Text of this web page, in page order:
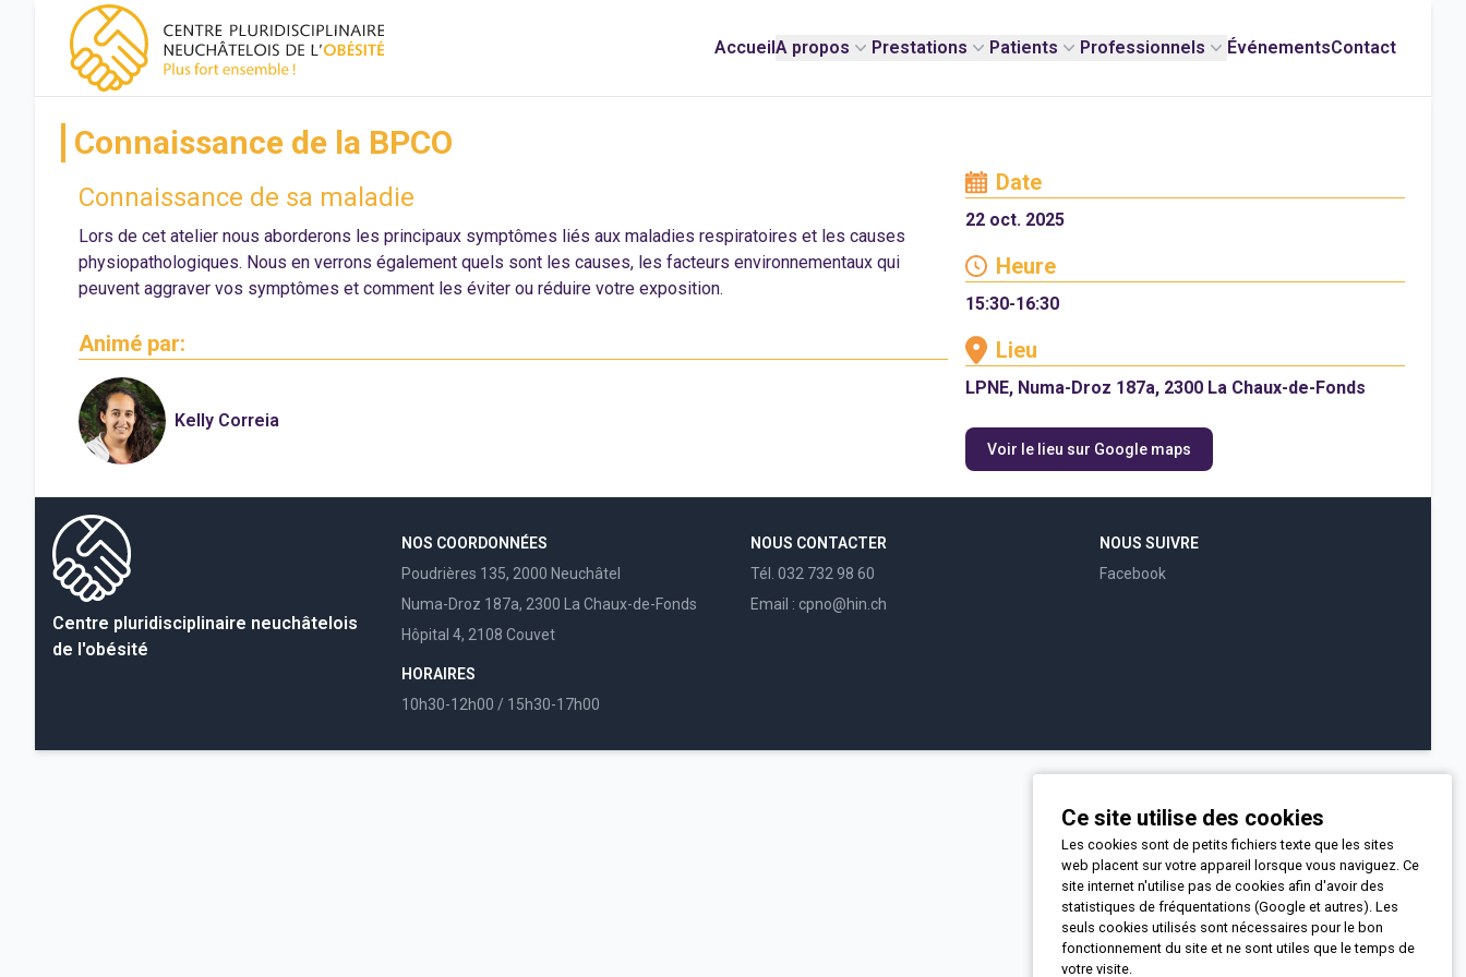
Ce site utilise des cookies
Les cookies sont de petits fichiers texte que les sites
web placent sur votre appareil lorsque vous naviguez. Ce
site internet n'utilise pas de cookies afin d'avoir des
statistiques de fréquentations (Google et autres). Les
seuls cookies utilisés sont nécessaires pour le bon
fonctionnement du site et ne sont utiles que le temps de
votre visite.
CPNO, centre pluridisciplinaire neuchâtelois de l'obésité
AccueilA propos Prestations Patients Professionnels ÉvénementsContact
Connaissance de la BPCO
Connaissance de sa maladie
Lors de cet atelier nous aborderons les principaux symptômes liés aux maladies respiratoires et les causes
physiopathologiques. Nous en verrons également quels sont les causes, les facteurs environnementaux qui
peuvent aggraver vos symptômes et comment les éviter ou réduire votre exposition.
Animé par:
Kelly Correia
Date
22 oct. 2025
Heure
15:30-16:30
Lieu
LPNE, Numa-Droz 187a, 2300 La Chaux-de-Fonds
Voir le lieu sur Google maps
Centre pluridisciplinaire neuchâtelois
de l'obésité
NOS COORDONNÉES
Poudrières 135, 2000 Neuchâtel
Numa-Droz 187a, 2300 La Chaux-de-Fonds
Hôpital 4, 2108 Couvet
HORAIRES
10h30-12h00 / 15h30-17h00
NOUS CONTACTER
Tél. 032 732 98 60
Email : cpno@hin.ch
NOUS SUIVRE
Facebook